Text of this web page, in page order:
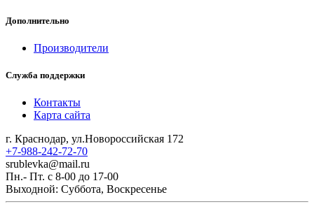
Дополнительно
Производители
Служба поддержки
Контакты
Карта сайта
г. Краснодар, ул.Новороссийская 172
+7-988-242-72-70
srublevka@mail.ru
Пн.- Пт. с 8-00 до 17-00
Выходной: Суббота, Воскресенье